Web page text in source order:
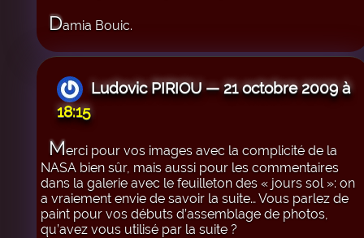
Damia Bouic.
Ludovic PIRIOU — 21 octobre 2009 à
18:15
Merci pour vos images avec la complicité de la
NASA bien sûr, mais aussi pour les commentaires
dans la galerie avec le feuilleton des « jours sol »: on
a vraiement envie de savoir la suite… Vous parlez de
paint pour vos débuts d’assemblage de photos,
qu’avez vous utilisé par la suite ?